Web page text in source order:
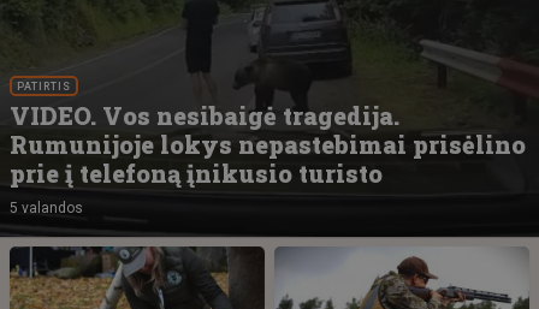
PATIRTIS
VIDEO. Vos nesibaigė tragedija.
Rumunijoje lokys nepastebimai prisėlino
prie į telefoną įnikusio turisto
5 valandos